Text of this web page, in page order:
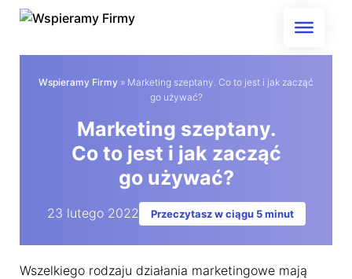
Skip
Wspieramy Firmy » Marketing szeptany. Co to jest i jak zacząć
go używać?
Marketing szeptany.
Co to jest i jak zacząć
go używać?
23 lutego 2022 Przeczytasz w ciągu 5 minut
Wszelkiego rodzaju działania marketingowe mają